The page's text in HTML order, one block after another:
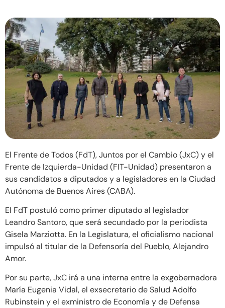
El Frente de Todos (FdT), Juntos por el Cambio (JxC) y el
Frente de Izquierda-Unidad (FIT-Unidad) presentaron a
sus candidatos a diputados y a legisladores en la Ciudad
Autónoma de Buenos Aires (CABA).
El FdT postuló como primer diputado al legislador
Leandro Santoro, que será secundado por la periodista
Gisela Marziotta. En la Legislatura, el oficialismo nacional
impulsó al titular de la Defensoría del Pueblo, Alejandro
Amor.
Por su parte, JxC irá a una interna entre la exgobernadora
María Eugenia Vidal, el exsecretario de Salud Adolfo
Rubinstein y el exministro de Economía y de Defensa